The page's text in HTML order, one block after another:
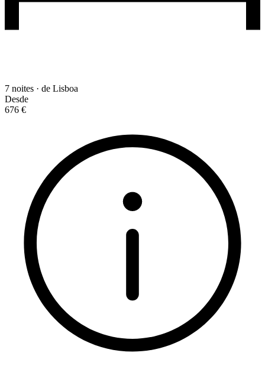
7 noites · de Lisboa
Desde
676 €